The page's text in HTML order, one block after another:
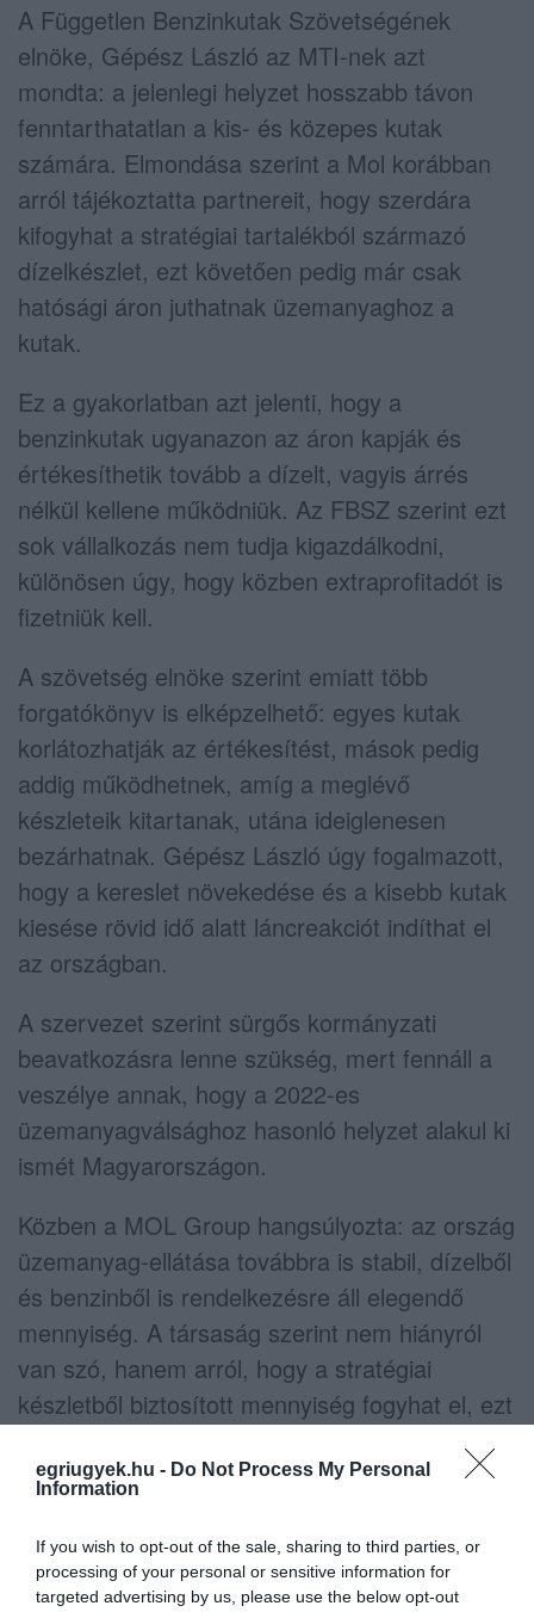
egriugyek.hu - Do Not Process My Personal
Information
If you wish to opt-out of the sale, sharing to third parties, or
processing of your personal or sensitive information for
targeted advertising by us, please use the below opt-out
A Független Benzinkutak Szövetségének
elnöke, Gépész László az MTI-nek azt
mondta: a jelenlegi helyzet hosszabb távon
fenntarthatatlan a kis- és közepes kutak
számára. Elmondása szerint a Mol korábban
arról tájékoztatta partnereit, hogy szerdára
kifogyhat a stratégiai tartalékból származó
dízelkészlet, ezt követően pedig már csak
hatósági áron juthatnak üzemanyaghoz a
kutak.
Ez a gyakorlatban azt jelenti, hogy a
benzinkutak ugyanazon az áron kapják és
értékesíthetik tovább a dízelt, vagyis árrés
nélkül kellene működniük. Az FBSZ szerint ezt
sok vállalkozás nem tudja kigazdálkodni,
különösen úgy, hogy közben extraprofitadót is
fizetniük kell.
A szövetség elnöke szerint emiatt több
forgatókönyv is elképzelhető: egyes kutak
korlátozhatják az értékesítést, mások pedig
addig működhetnek, amíg a meglévő
készleteik kitartanak, utána ideiglenesen
bezárhatnak. Gépész László úgy fogalmazott,
hogy a kereslet növekedése és a kisebb kutak
kiesése rövid idő alatt láncreakciót indíthat el
az országban.
A szervezet szerint sürgős kormányzati
beavatkozásra lenne szükség, mert fennáll a
veszélye annak, hogy a 2022-es
üzemanyagválsághoz hasonló helyzet alakul ki
ismét Magyarországon.
Közben a MOL Group hangsúlyozta: az ország
üzemanyag-ellátása továbbra is stabil, dízelből
és benzinből is rendelkezésre áll elegendő
mennyiség. A társaság szerint nem hiányról
van szó, hanem arról, hogy a stratégiai
készletből biztosított mennyiség fogyhat el, ezt
árazás lép életbe.
A Független Benzinkutak Szövetsége hétfői
közleményében arról írt, hogy a szektor